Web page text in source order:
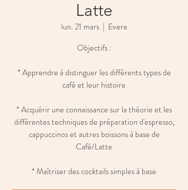
Latte
lun. 21 mars
  |
Evere
Objectifs :
* Apprendre à distinguer les différents types de
café et leur histoire
* Acquérir une connaissance sur la théorie et les
différentes techniques de préparation d'espresso,
cappuccinos et autres boissons à base de
Café/Latte
* Maîtriser des cocktails simples à base